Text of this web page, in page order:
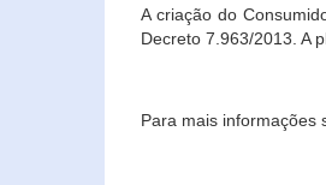
A criação do
Decreto 7.963/2013. A
Para mais informações